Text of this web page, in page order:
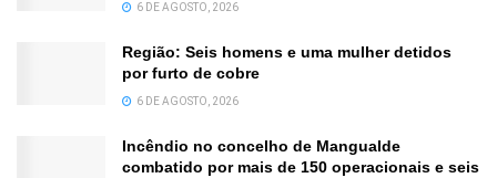
6 DE AGOSTO, 2026
Região: Seis homens e uma mulher detidos
por furto de cobre
6 DE AGOSTO, 2026
Incêndio no concelho de Mangualde
combatido por mais de 150 operacionais e seis